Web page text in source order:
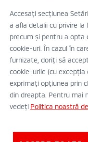
Stiri
Descarca o brosura
Configurator
Legal si Protectia
Termeni si conditii
Eticheta Europeana a
Solutionarea alternativa
Solutionarea online a
Accesați secțiunea
a afla detalii cu privire la
precum și pentru a
cookie-uri. În cazul în
furnizate, doriți să
cookie-urile (cu excepția
exprimați opțiunea prin
din dreapta. Pentru mai
vedeți Politica noastră